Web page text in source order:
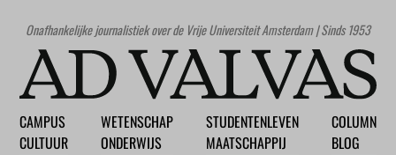
Onafhankelijke journalistiek over de Vrije Universiteit Amsterdam | Sinds 1953
CAMPUS
CULTUUR
WETENSCHAP
ONDERWIJS
STUDENTENLEVEN
MAATSCHAPPIJ
COLUMN
BLOG